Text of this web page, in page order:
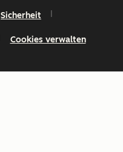
Sicherheit
Cookies verwalten